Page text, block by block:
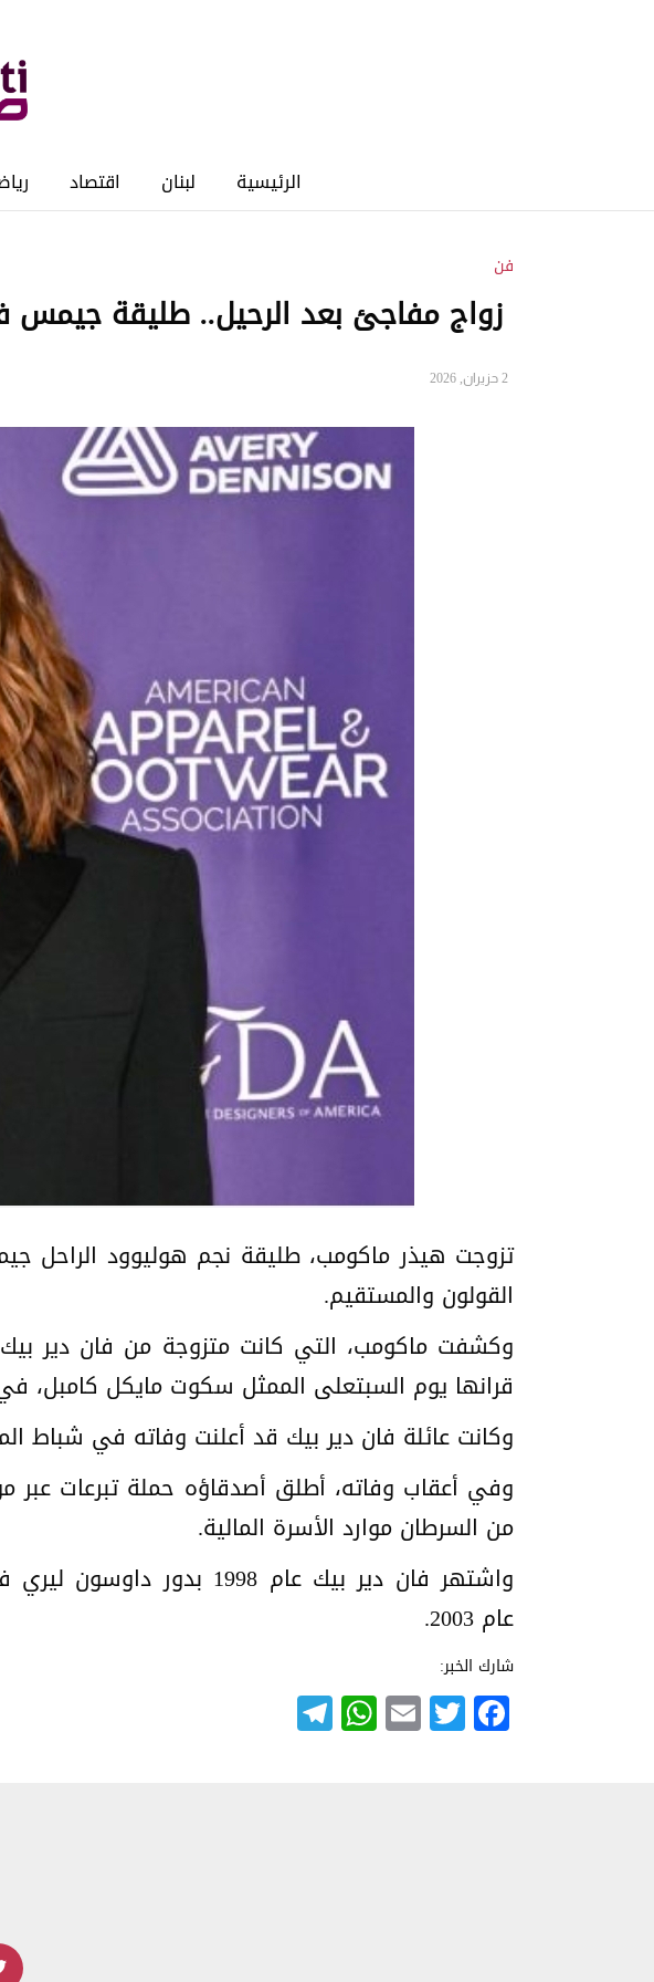
الرئيسية لبنان اقتصاد
فن
زواج مفاجئ بعد الرحيل.. طليقة جيمس
2 حزيران, 2026
القولون والمستقيم.
قرانها يوم السبتعلى الممثل سكوت مايكل كامبل،
وكانت عائلة فان دير بيك قد أعلنت وفاته في شباط الماضي، بعد 13 شهرًا من تشخيص إصابته بالمرض،
من السرطان موارد الأسرة المالية.
عام 2003.
شارك الخبر:
Facebook
Twitter
Email
WhatsApp